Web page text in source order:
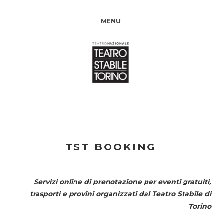
MENU
TST BOOKING
Servizi online di prenotazione per eventi gratuiti,
trasporti e provini organizzati dal Teatro Stabile di
Torino